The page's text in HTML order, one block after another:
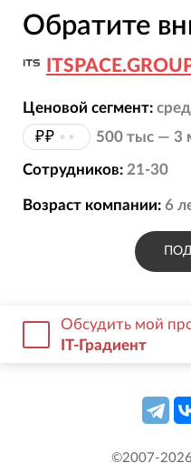
Обратите
Ценовой сегмент:
₽₽ •• 500 тыс — 3
Сотрудников: 21-30
Возраст компании: 6
Обсудить мой
IT-Градиент
©2007-2026